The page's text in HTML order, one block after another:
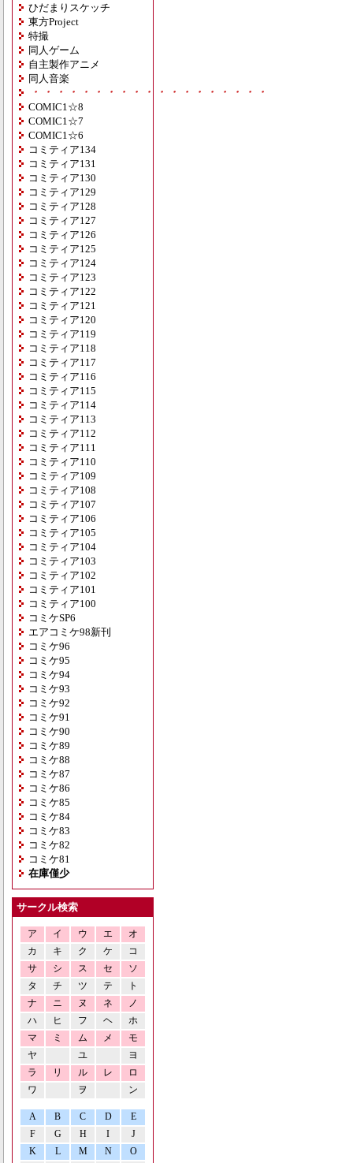
ひだまりスケッチ
東方Project
特撮
同人ゲーム
自主製作アニメ
同人音楽
・・・・・・・・・・・・・・・・・・・
COMIC1☆8
COMIC1☆7
COMIC1☆6
コミティア134
コミティア131
コミティア130
コミティア129
コミティア128
コミティア127
コミティア126
コミティア125
コミティア124
コミティア123
コミティア122
コミティア121
コミティア120
コミティア119
コミティア118
コミティア117
コミティア116
コミティア115
コミティア114
コミティア113
コミティア112
コミティア111
コミティア110
コミティア109
コミティア108
コミティア107
コミティア106
コミティア105
コミティア104
コミティア103
コミティア102
コミティア101
コミティア100
コミケSP6
エアコミケ98新刊
コミケ96
コミケ95
コミケ94
コミケ93
コミケ92
コミケ91
コミケ90
コミケ89
コミケ88
コミケ87
コミケ86
コミケ85
コミケ84
コミケ83
コミケ82
コミケ81
在庫僅少
サークル検索
ア イ ウ エ
オ
カ
キ ク ケ
コ
サ
シ ス セ
ソ
タ
チ ツ テ
ト
ナ
ニ ヌ ネ
ノ
ハ
ヒ フ ヘ
ホ
マ
ミ ム メ
モ
ヤ
ユ
ヨ
ラ
リ ル レ
ロ
ワ
ヲ ン
A B C D
E
F
G H I
J
K
L M N O